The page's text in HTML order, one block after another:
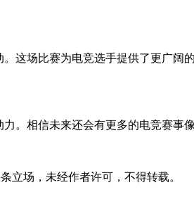
这场比赛为电竞选手提供了更广阔
。相信未来还会有更多的电竞赛事
立场，未经作者许可，不得转载。